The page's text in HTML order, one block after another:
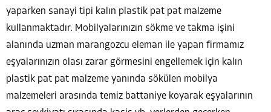
yaparken sanayi tipi kalın plastik pat pat malzeme
kullanmaktadır. Mobilyalarınızın sökme ve takma işini
alanında uzman marangozcu eleman ile yapan firmamız
eşyalarınızın olası zarar görmesini engellemek için kalın
plastik pat pat malzeme yanında sökülen mobilya
malzemeleri arasında temiz battaniye koyarak eşyalarının